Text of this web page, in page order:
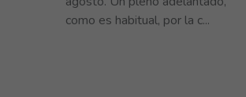
como es habitual, por la c...